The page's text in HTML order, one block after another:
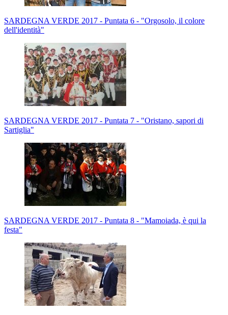
SARDEGNA VERDE 2017 - Puntata 6 - "Orgosolo, il colore
dell'identità"
SARDEGNA VERDE 2017 - Puntata 7 - "Oristano, sapori di
Sartiglia"
SARDEGNA VERDE 2017 - Puntata 8 - "Mamoiada, è qui la
festa"